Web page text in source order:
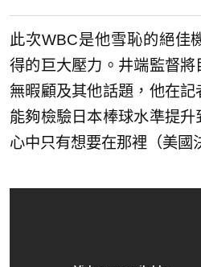
此次WBC是他雪恥的絕佳
得的巨大壓力。井端監督將
無暇顧及其他話題，他在
能夠檢驗日本棒球水準提
心中只有想要在那裡（美國